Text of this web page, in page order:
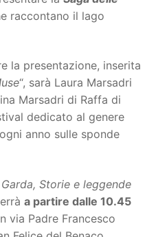
raccontano il lago
la presentazione, inserita
“, sarà Laura Marsadri
Marsadri di Raffa di
dedicato al genere
anno sulle sponde
Storie e leggende
a partire dalle 10.45
via Padre Francesco